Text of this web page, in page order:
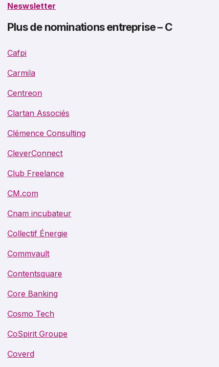
Neswsletter
Plus de nominations entreprise – C
Cafpi
Carmila
Centreon
Clartan Associés
Clémence Consulting
CleverConnect
Club Freelance
CM.com
Cnam incubateur
Collectif Énergie
Commvault
Contentsquare
Core Banking
Cosmo Tech
CoSpirit Groupe
Coverd